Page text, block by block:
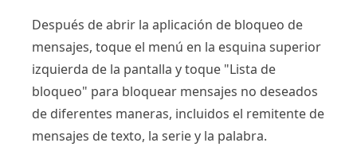
Después de abrir la aplicación de bloqueo de
mensajes, toque el menú en la esquina superior
izquierda de la pantalla y toque "Lista de
bloqueo" para bloquear mensajes no deseados
de diferentes maneras, incluidos el remitente de
mensajes de texto, la serie y la palabra.